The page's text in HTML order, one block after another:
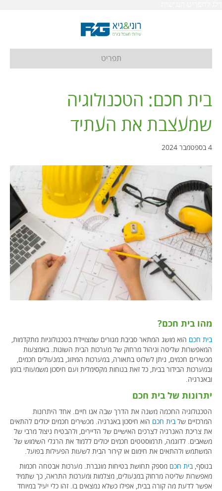
תפריט
בית חכם: הטכנולוגיה
שמעצבת את העתיד
4 בספטמבר 2024
מהו בית חכם?
בית חכם הוא מושג המתאר סביבת מגורים שמצויידת בטכנולוגיות מתקדמות,
המאפשרות שליטה וניהול מרחוק של מערכות הבית השונות. באמצעות
מכשירים חכמים, ניתן לשלוט בתאורה, במערכות המיזוג, במנעולים חכמים,
ובמערכות הבידור בבית, כל זאת בנוחות מקסימלית ועם חיסכון משמעותי בזמן
ובאנרגיה.
יתרונות של בית חכם
הטכנולוגיה החכמה משנה את הדרך שבה אנו חיים. אחד היתרונות
המרכזיים שלבית חכם הוא חיסכון באנרגיה. מכשירים חכמים יכולים להתאים
את צריכת האנרגיה לצרכים האישיים של הדיירים, ולהבטיח ניצול מרבי של
משאבים. לדוגמה, תרמוסטטים חכמים יכולים ללמוד את הרגלי השימוש של
המשתמש ולהתאים את חימום או קירור הבית לשעות הפעילות בפועל.
בנוסף,בית חכם מספק תחושת בטיחות מוגברת. מערכות אבטחה חכמות
מאפשרות שליטה מרחוק במנעולים, מצלמות ומערכות התראה, כך שתמיד
אפשר לדעת מה קורה בבית, אפילו כשלא נמצאים בו. זהו כלי יעיל במיוחד